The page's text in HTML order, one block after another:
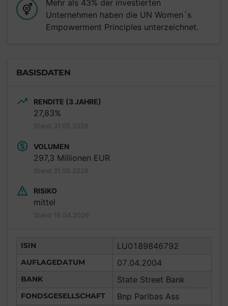
Mehr als 43% der investierten
Unternehmen haben die UN Women´s
Empowerment Principles unterzeichnet.
BASISDATEN
RENDITE (3 JAHRE)
27,83%
Stand 31.05.2026
VOLUMEN
297,3 Millionen EUR
Stand 31.05.2026
RISIKO
mittel
Stand 16.04.2026
ISIN LU0189846792
AUFLAGEDATUM 07.04.2004
BANK State Street Bank
FONDSGESELLSCHAFT Bnp Paribas Ass